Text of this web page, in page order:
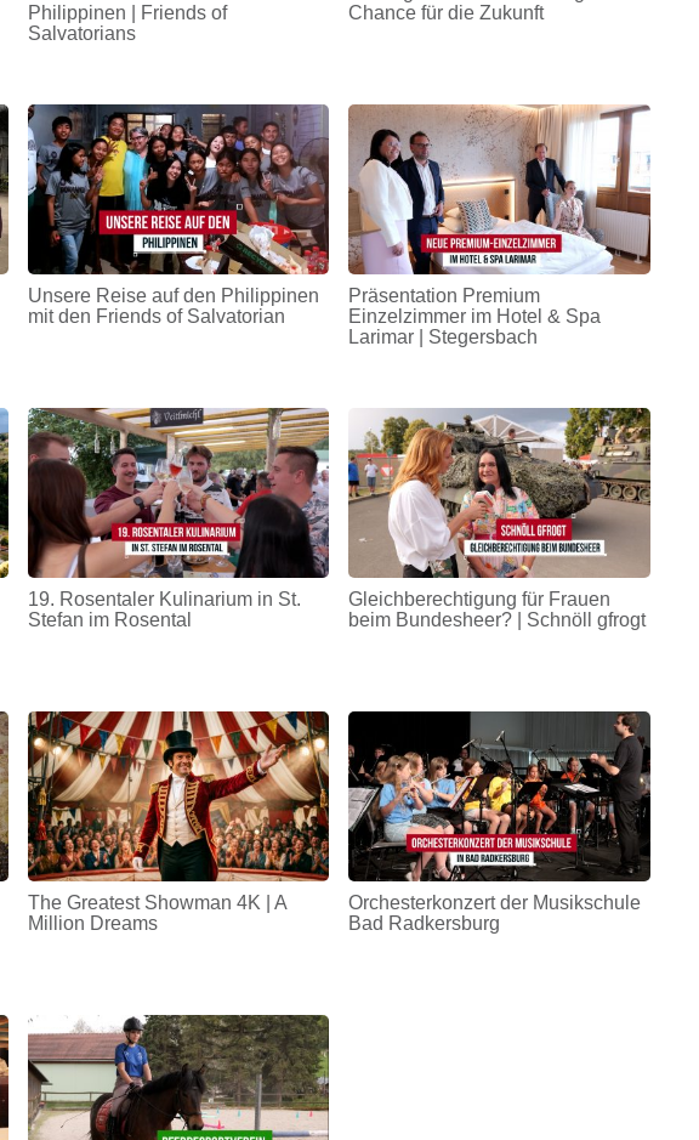
Philippinen | Friends of
Salvatorians
Chance für die Zukunft
Unsere Reise auf den Philippinen
mit den Friends of Salvatorian
Präsentation Premium
Einzelzimmer im Hotel & Spa
Larimar | Stegersbach
19. Rosentaler Kulinarium in St.
Stefan im Rosental
Gleichberechtigung für Frauen
beim Bundesheer? | Schnöll gfrogt
The Greatest Showman 4K | A
Million Dreams
Orchesterkonzert der Musikschule
Bad Radkersburg